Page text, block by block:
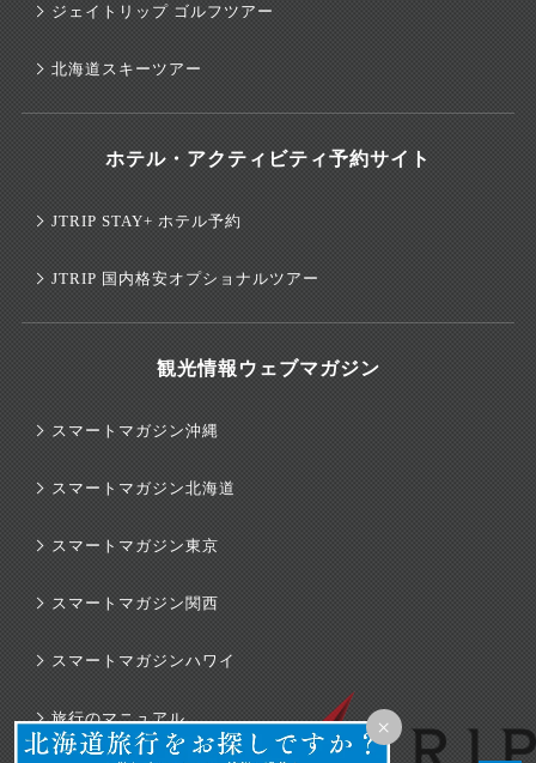
×
ジェイトリップ ゴルフツアー
北海道スキーツアー
ホテル・アクティビティ予約サイト
JTRIP STAY+ ホテル予約
JTRIP 国内格安オプショナルツアー
観光情報ウェブマガジン
スマートマガジン沖縄
スマートマガジン北海道
スマートマガジン東京
スマートマガジン関西
スマートマガジンハワイ
旅行のマニュアル